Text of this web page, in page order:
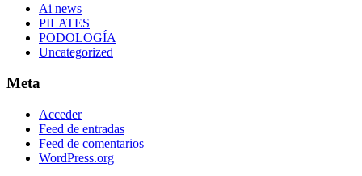
Ai news
PILATES
PODOLOGÍA
Uncategorized
Meta
Acceder
Feed de entradas
Feed de comentarios
WordPress.org